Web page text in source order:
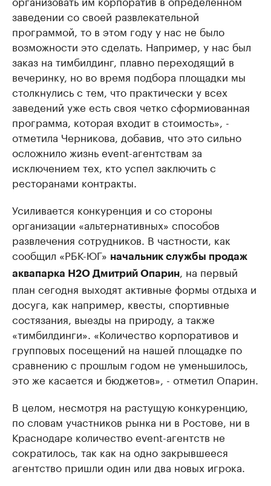
заведении со своей развлекательной
программой, то в этом году у нас не было
возможности это сделать. Например, у нас был
заказ на тимбилдинг, плавно переходящий в
вечеринку, но во время подбора площадки мы
столкнулись с тем, что практически у всех
заведений уже есть своя четко сформиованная
программа, которая входит в стоимость», -
отметила Черникова, добавив, что это сильно
осложнило жизнь event-агентствам за
исключением тех, кто успел заключить с
ресторанами контракты.
Усиливается конкуренция и со стороны
организации «альтернативных» способов
развлечения сотрудников. В частности, как
сообщил «РБК-ЮГ» начальник службы продаж
аквапарка H2O Дмитрий Опарин, на первый
план сегодня выходят активные формы отдыха и
досуга, как например, квесты, спортивные
состязания, выезды на природу, а также
«тимбилдинги». «Количество корпоративов и
групповых посещений на нашей площадке по
сравнению с прошлым годом не уменьшилось,
это же касается и бюджетов», - отметил Опарин.
В целом, несмотря на растущую конкуренцию,
по словам участников рынка ни в Ростове, ни в
Краснодаре количество event-агентств не
сократилось, так как на одно закрывшееся
агентство пришли один или два новых игрока.